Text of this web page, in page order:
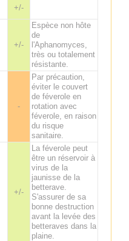
+/-
+/-
Espèce non hôte
de
l'Aphanomyces,
très ou totalement
résistante.
-
Par précaution,
éviter le couvert
de féverole en
rotation avec
féverole, en raison
du risque
sanitaire.
+/-
La féverole peut
être un réservoir à
virus de la
jaunisse de la
betterave.
S'assurer de sa
bonne destruction
avant la levée des
betteraves dans la
plaine.